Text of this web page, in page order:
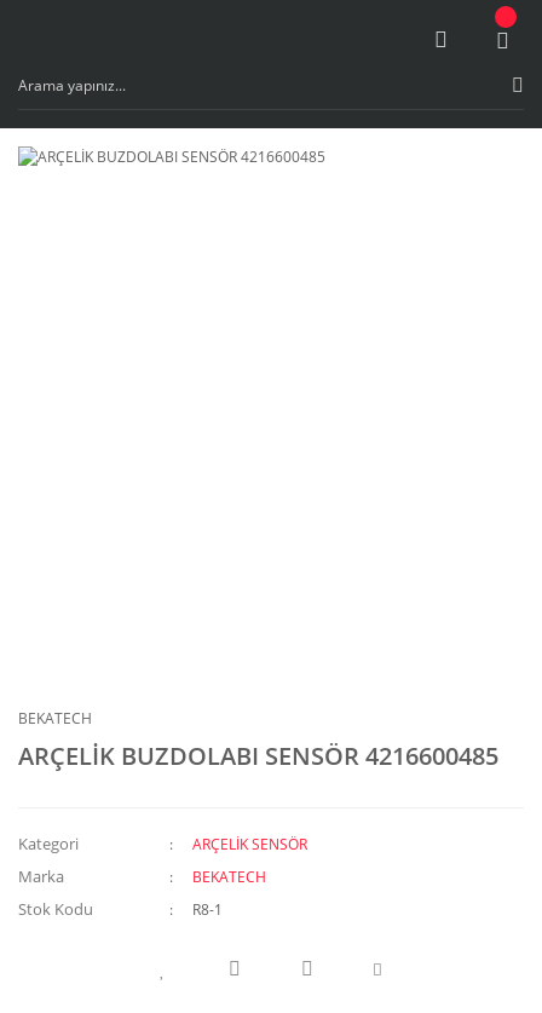
BEKATECH
ARÇELİK BUZDOLABI SENSÖR 4216600485
Kategori ARÇELİK SENSÖR
Marka BEKATECH
Stok Kodu R8-1